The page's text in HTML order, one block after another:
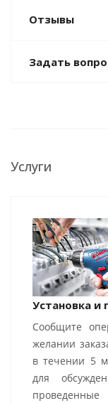
Отзывы
Задать
Услуги
Установка и
Сообщите
желании
в течении 5
для